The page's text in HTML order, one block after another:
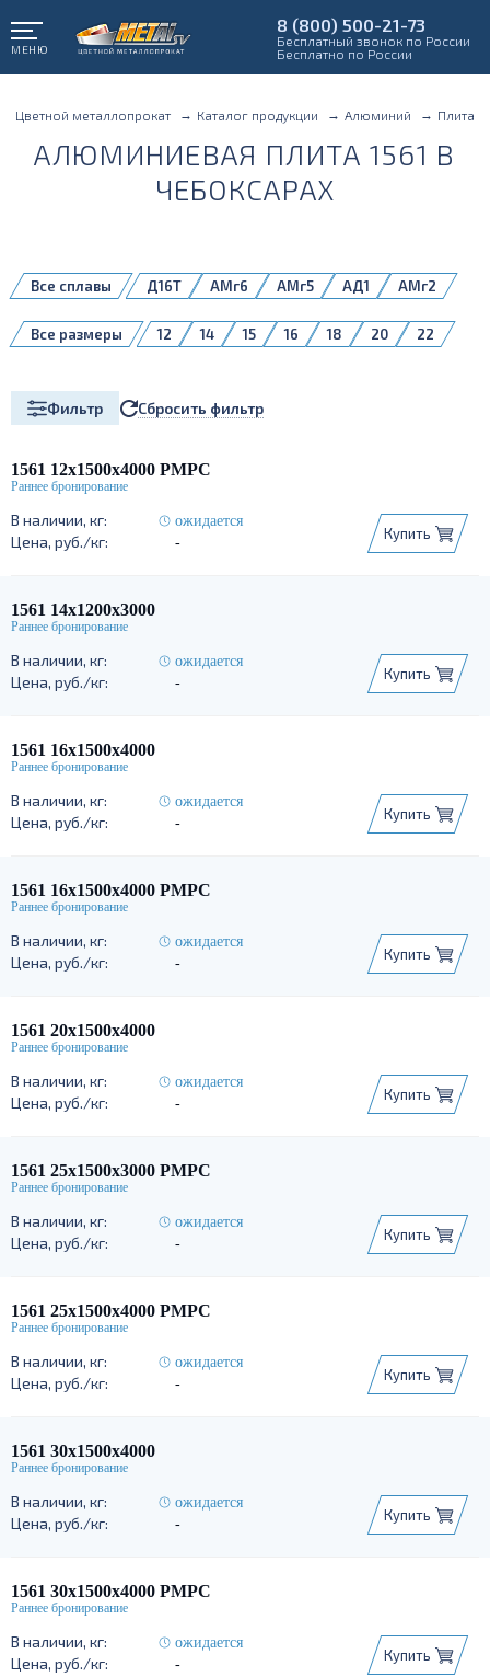
МЕНЮ
8 (800) 500-21-73
Бесплатный звонок по России
Бесплатно по России
Цветной металлопрокат Каталог продукции Алюминий Плита
АЛЮМИНИЕВАЯ ПЛИТА 1561 В
ЧЕБОКСАРАХ
Д16Т АМг6 АМг5 АД1
АМг2
В95Б
Д16 Д16Б Д16ЧТ
1561
Все сплавы
12 14 15 16 18 20
22
75
80 85
200
Все размеры
Фильтр Сбросить фильтр
1561 12х1500х4000 РМРС
ожидается
-
Купить
1561 14х1200х3000
ожидается
-
Купить
1561 16х1500х4000
ожидается
-
Купить
1561 16х1500х4000 РМРС
ожидается
-
Купить
1561 20х1500х4000
ожидается
-
Купить
1561 25х1500х3000 РМРС
ожидается
-
Купить
1561 25х1500х4000 РМРС
ожидается
-
Купить
1561 30х1500х4000
ожидается
-
Купить
1561 30х1500х4000 РМРС
ожидается
-
Купить